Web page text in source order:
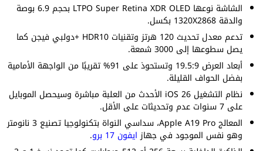
الشاشة نوعها LTPO Super Retina XDR OLED بحجم 6.9 بوصة
والدقة 1320X2868 بكسل.
تدعم معدل تحديث 120 هرتز وتقنيات HDR10 +دولبي فيجن كما
يصل سطوعها إلى 3000 شمعة.
أبعاد العرض 19.5:9 وتستحوذ على 91% تقريبًا من الواجهة الأمامية
بفضل الحواف القليلة.
نظام التشغيل iOS 26 الأحدث من العلبة مباشرة وسيحصل الموبايل
على 7 سنوات عدم وتحديثات على الأقل.
المعالج Apple A19 Pro، سداسي النواة بتكنولوجيا تصنيع 3 نانومتر
وهو نفس الموجود في جهازايفون 17 برو
.